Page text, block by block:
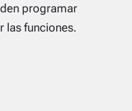
programar
las funciones.